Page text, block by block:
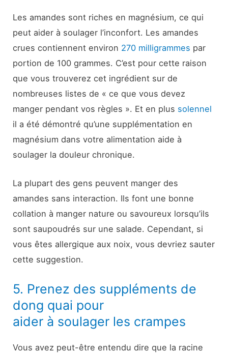
Les amandes sont riches en magnésium, ce qui
peut aider à soulager l’inconfort. Les amandes
crues contiennent environ 270 milligrammes par
portion de 100 grammes. C’est pour cette raison
que vous trouverez cet ingrédient sur de
nombreuses listes de « ce que vous devez
manger pendant vos règles ». Et en plus solennel
il a été démontré qu’une supplémentation en
magnésium dans votre alimentation aide à
soulager la douleur chronique.
La plupart des gens peuvent manger des
amandes sans interaction. Ils font une bonne
collation à manger nature ou savoureux lorsqu’ils
sont saupoudrés sur une salade. Cependant, si
vous êtes allergique aux noix, vous devriez sauter
cette suggestion.
5. Prenez des suppléments de
dong quai pour
aider à soulager les crampes
Vous avez peut-être entendu dire que la racine